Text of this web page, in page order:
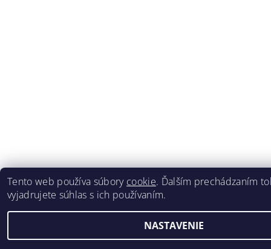
Tento web používa súbory cookie. Ďalším prechádzaním
vyjadrujete súhlas s ich používaním.
NASTAVENIE